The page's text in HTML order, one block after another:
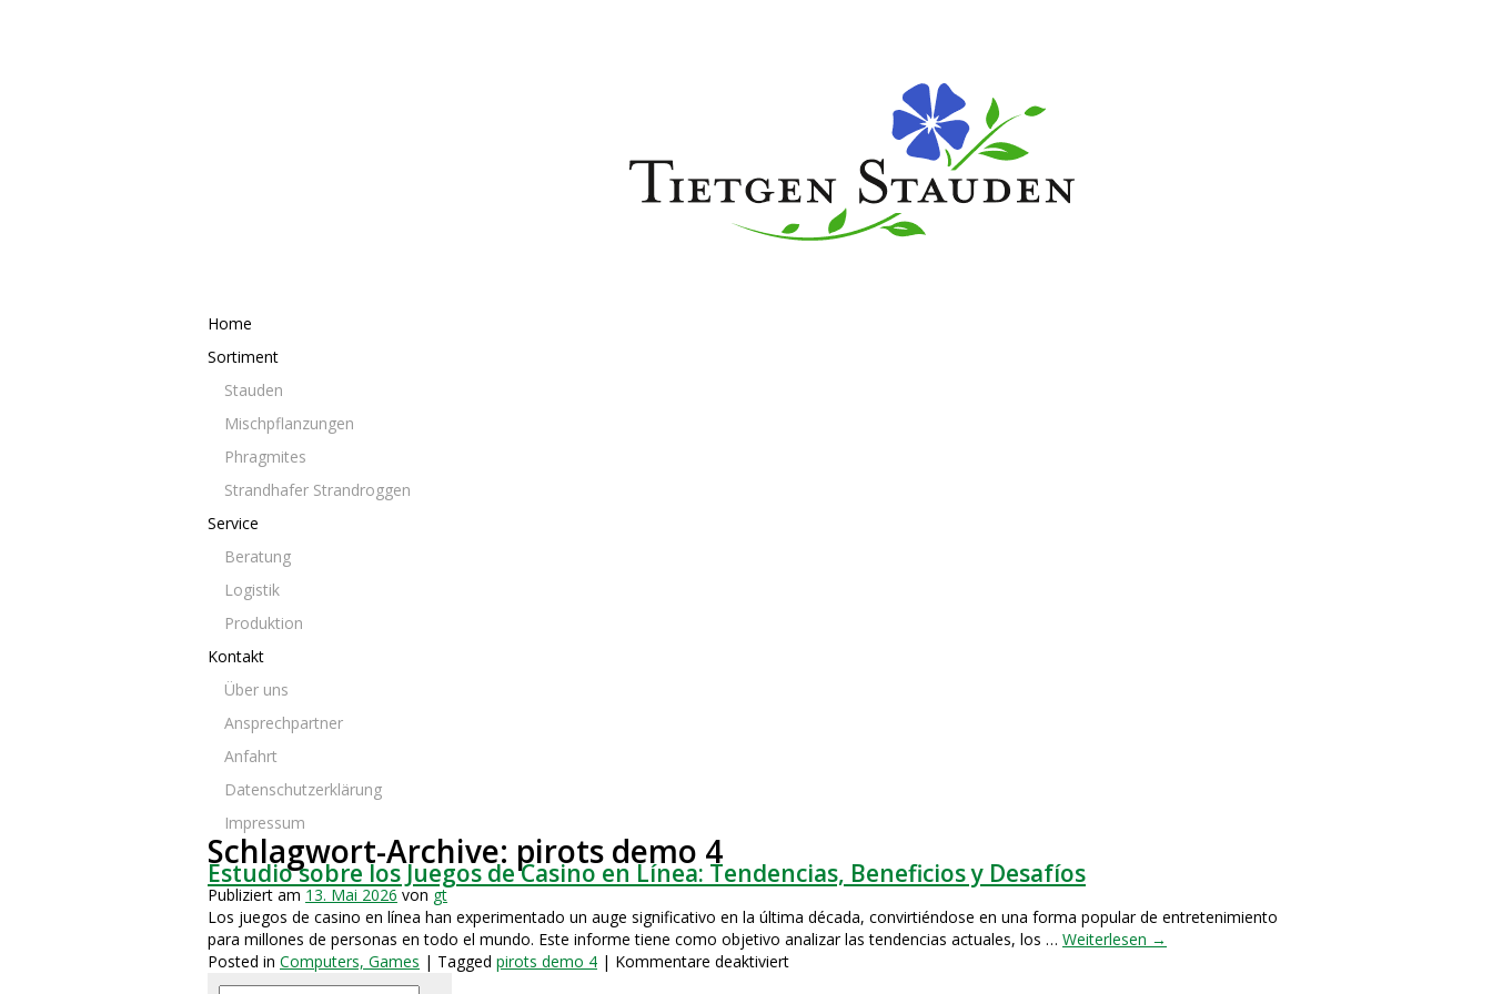
Home
Sortiment
Stauden
Mischpflanzungen
Phragmites
Strandhafer Strandroggen
Service
Beratung
Logistik
Produktion
Kontakt
Über uns
Ansprechpartner
Anfahrt
Datenschutzerklärung
Impressum
Schlagwort-Archive: pirots demo 4
Estudio sobre los Juegos de Casino en Línea: Tendencias, Beneficios y Desafíos
Publiziert am 13. Mai 2026 von gt
Los juegos de casino en línea han experimentado un auge significativo en la última década, convirtiéndose en una forma popular de entretenimiento
para millones de personas en todo el mundo. Este informe tiene como objetivo analizar las tendencias actuales, los … Weiterlesen →
Posted in Computers, Games | Tagged pirots demo 4 | Kommentare deaktiviertfür